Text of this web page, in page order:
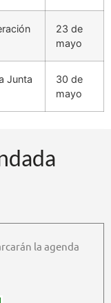
23 de
mayo
Junta
30 de
mayo
la agenda